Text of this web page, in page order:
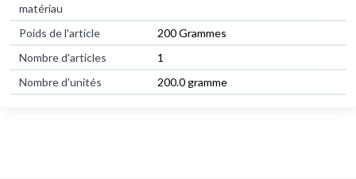
matériau
Poids de l'article
200 Grammes
Nombre d'articles
1
Nombre d'unités
200.0 gramme